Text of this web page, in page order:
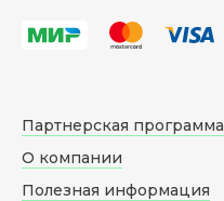
Партнерская программа
О компании
Полезная информация